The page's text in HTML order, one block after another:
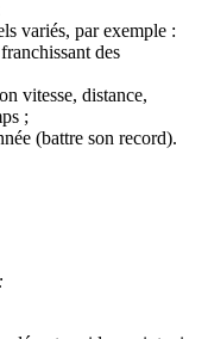
variés, par exemple :
des
vitesse, distance,
;
(battre son record).